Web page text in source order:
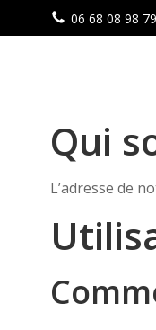
au
06 68 08 98 79
Qui
L’adresse de